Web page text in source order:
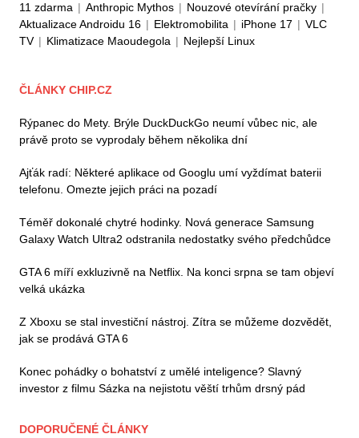
11 zdarma | Anthropic Mythos | Nouzové otevírání pračky |
Aktualizace Androidu 16 | Elektromobilita | iPhone 17 | VLC
TV | Klimatizace Maoudegola | Nejlepší Linux
ČLÁNKY CHIP.CZ
Rýpanec do Mety. Brýle DuckDuckGo neumí vůbec nic, ale
právě proto se vyprodaly během několika dní
Ajťák radí: Některé aplikace od Googlu umí vyždímat baterii
telefonu. Omezte jejich práci na pozadí
Téměř dokonalé chytré hodinky. Nová generace Samsung
Galaxy Watch Ultra2 odstranila nedostatky svého předchůdce
GTA 6 míří exkluzivně na Netflix. Na konci srpna se tam objeví
velká ukázka
Z Xboxu se stal investiční nástroj. Zítra se můžeme dozvědět,
jak se prodává GTA 6
Konec pohádky o bohatství z umělé inteligence? Slavný
investor z filmu Sázka na nejistotu věští trhům drsný pád
DOPORUČENÉ ČLÁNKY